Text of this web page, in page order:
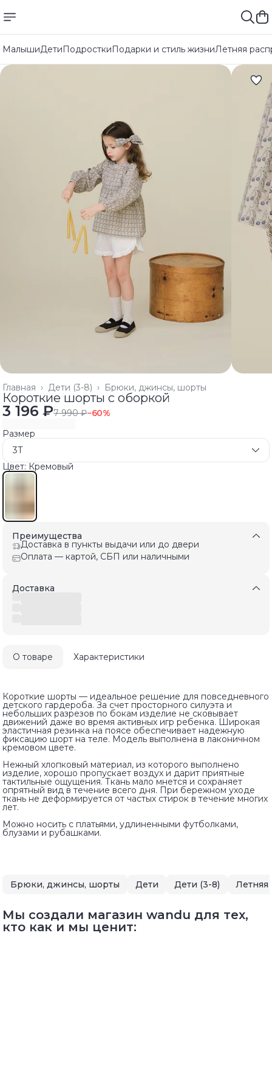
МалышиДетиПодросткиПодарки и стиль жизниЛетняя
Брюки, джинсы, шорты
Дети (3-8) ›
Главная ›
Короткие шорты с оборкой
3 196 ₽7 990 ₽−60%
Размер
3T
Цвет: Кремовый
Преимущества
Доставка в пункты выдачи или до двери
Оплата — картой, СБП или наличными
Доставка
О товаре Характеристики
Короткие шорты — идеальное решение для повседневного
детского гардероба. За счет просторного силуэта и
небольших разрезов по бокам изделие не сковывает
движений даже во время активных игр ребенка. Широкая
эластичная резинка на поясе обеспечивает надежную
фиксацию шорт на теле. Модель выполнена в лаконичном
кремовом цвете.
Нежный хлопковый материал, из которого выполнено
изделие, хорошо пропускает воздух и дарит приятные
тактильные ощущения. Ткань мало мнется и сохраняет
опрятный вид в течение всего дня. При бережном уходе
ткань не деформируется от частых стирок в течение многих
лет.
Можно носить с платьями, удлиненными футболками,
блузами и рубашками.
Брюки, джинсы, шорты Дети Дети (3-8)
Мы создали магазин wandu для тех,
кто как и мы ценит: